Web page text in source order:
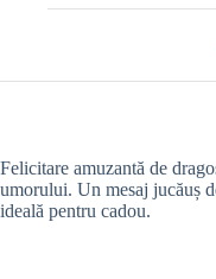
Felicitare amuzantă de
umorului. Un mesaj jucăuș
ideală pentru cadou.